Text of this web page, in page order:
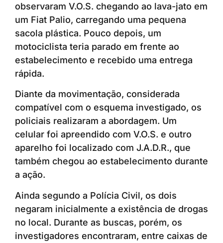
observaram V.O.S. chegando ao lava-jato em
um Fiat Palio, carregando uma pequena
sacola plástica. Pouco depois, um
motociclista teria parado em frente ao
estabelecimento e recebido uma entrega
rápida.
Diante da movimentação, considerada
compatível com o esquema investigado, os
policiais realizaram a abordagem. Um
celular foi apreendido com V.O.S. e outro
aparelho foi localizado com J.A.D.R., que
também chegou ao estabelecimento durante
a ação.
Ainda segundo a Polícia Civil, os dois
negaram inicialmente a existência de drogas
no local. Durante as buscas, porém, os
investigadores encontraram, entre caixas de